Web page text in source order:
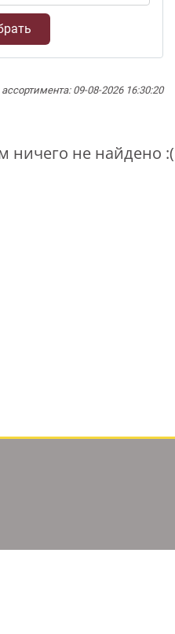
09-08-2026 16:30:20
ничего не найдено :(